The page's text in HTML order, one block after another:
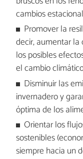
cambios
Promover la
decir, aumentar
los posibles
el cambio
Disminuir las
invernadero y
óptima de los
Orientar los
sostenibles
siempre hacia un